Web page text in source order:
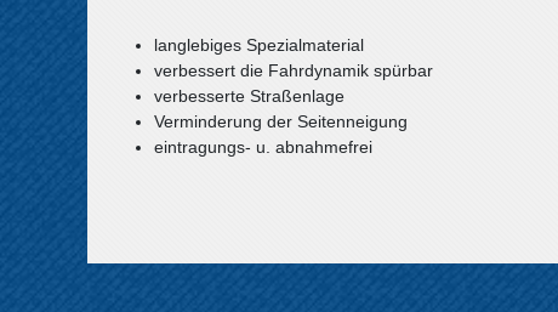
langlebiges Spezialmaterial
verbessert die Fahrdynamik spürbar
verbesserte Straßenlage
Verminderung der Seitenneigung
eintragungs- u. abnahmefrei